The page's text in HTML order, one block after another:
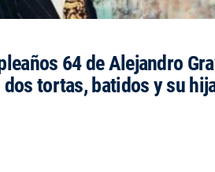
64 de Alejandro
tortas, batidos y su